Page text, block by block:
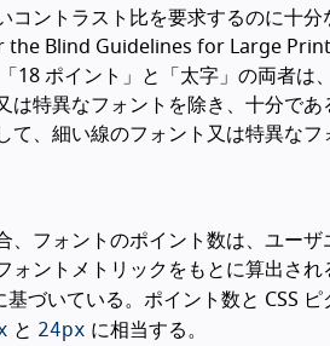
コントラスト比を要求するのに十
Blind Guidelines for Large
18 ポイント」と「太字」の両者は
は特異なフォントを除き、十分で
て、細い線のフォント又は特異なフ
、フォントのポイント数は、ユー
ォントメトリックをもとに算出され
づいている。ポイント数と CSS ピ
と 24px に相当する。